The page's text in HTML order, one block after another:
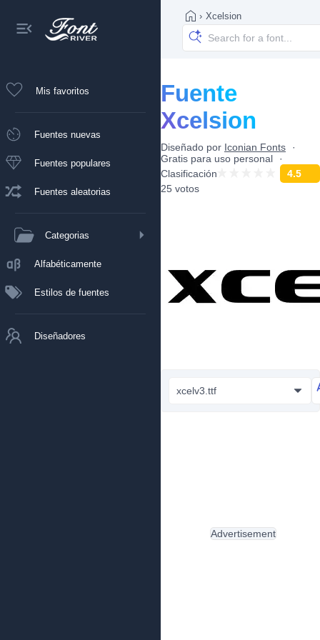
Mis favoritos
Fuentes nuevas
Fuentes populares
Fuentes aleatorias
Categorias
Alfabéticamente
Estilos de fuentes
Diseñadores
› Xcelsion
Fuente
Xcelsion
Diseñado por Iconian Fonts
Gratis para uso personal
Clasificación
4.5
25 votos
xcelv3.ttf
Advertisement